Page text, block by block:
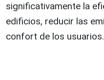
significativamente la
edificios, reducir las
confort de los usuarios.